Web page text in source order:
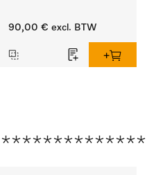
vetvlekken.
90,00 € excl. BTW